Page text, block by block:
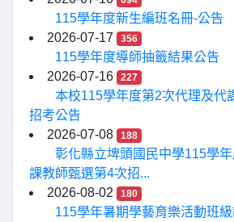
115學年度新生編班名冊-公告
2026-07-17
356
115學年度導師抽籤結果公告
2026-07-16
227
本校115學年度第2次代理及代
招考公告
2026-07-08
188
彰化縣立埤頭國民中學115學
課教師甄選第4次招...
2026-08-02
180
115學年暑期學藝育樂活動班